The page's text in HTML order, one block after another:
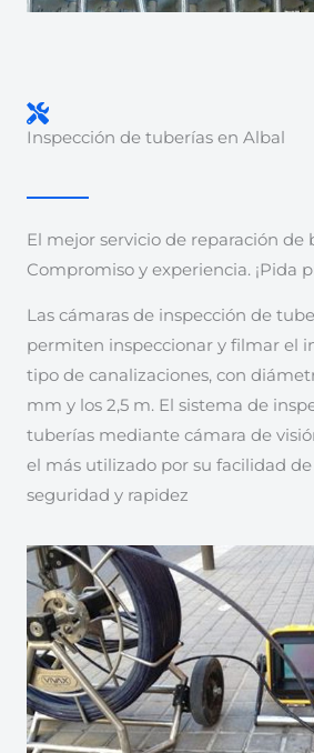
Inspección de tuberías en Albal
El mejor servicio de reparación de
Compromiso y experiencia. ¡Pida
Las cámaras de inspección de
permiten inspeccionar y filmar el
tipo de canalizaciones, con
mm y los 2,5 m. El sistema de
tuberías mediante cámara de
el más utilizado por su facilidad de
seguridad y rapidez